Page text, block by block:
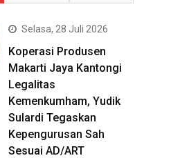
Selasa, 28 Juli 2026
Koperasi Produsen
Makarti Jaya Kantongi
Legalitas
Kemenkumham, Yudik
Sulardi Tegaskan
Kepengurusan Sah
Sesuai AD/ART